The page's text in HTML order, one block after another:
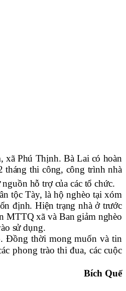
xã Phú Thịnh. Bà Lai có hoàn
tháng thi công, công trình nhà
hỗ trợ của các tổ chức.
tộc Tày, là hộ nghèo tại xóm
định. Hiện trạng nhà ở trước
MTTQ xã và Ban giảm nghèo
sử dụng.
Đồng thời mong muốn và tin
phong trào thi đua, các cuộc
Bích Quế